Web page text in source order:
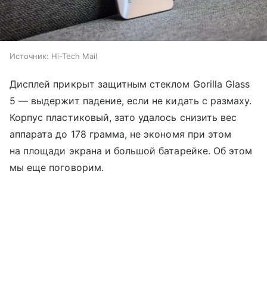
Источник: Hi-Tech Mail
Дисплей прикрыт защитным стеклом Gorilla Glass
5 — выдержит падение, если не кидать с размаху.
Корпус пластиковый, зато удалось снизить вес
аппарата до 178 грамма, не экономя при этом
на площади экрана и большой батарейке. Об этом
мы еще поговорим.